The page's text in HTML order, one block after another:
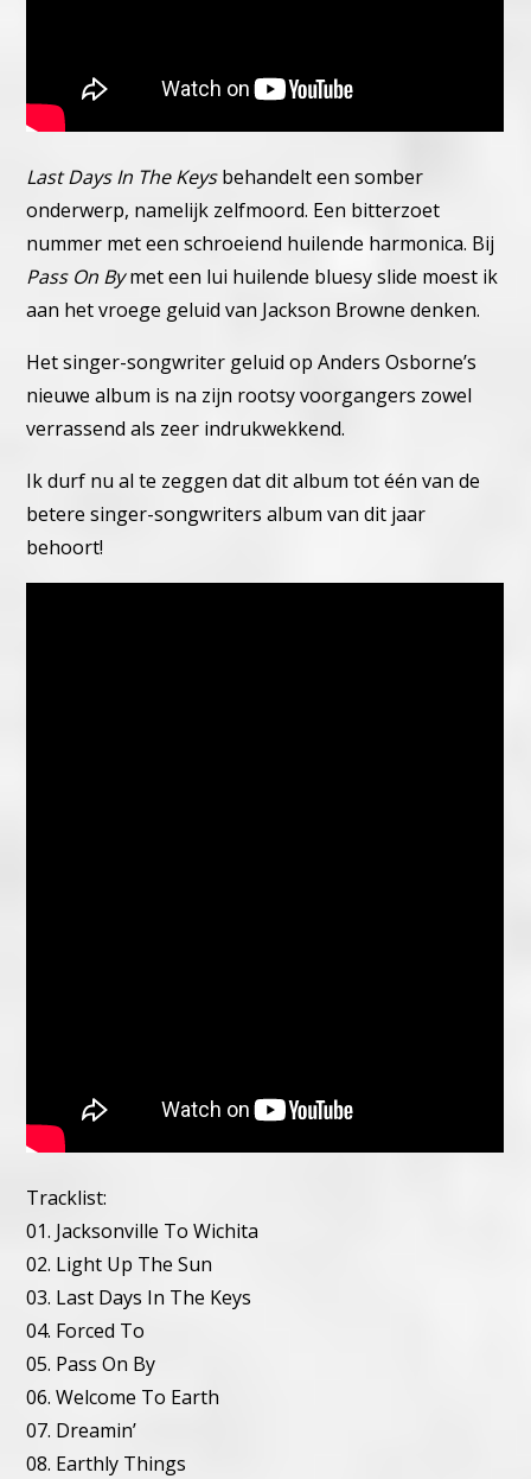
Last Days In The Keysbehandelt een somber
onderwerp, namelijk zelfmoord. Een bitterzoet
nummer met een schroeiend huilende harmonica. Bij
Pass On Bymet een lui huilende bluesy slide moest ik
aan het vroege geluid van Jackson Browne denken.
Het singer-songwriter geluid op Anders Osborne’s
nieuwe album is na zijn rootsy voorgangers zowel
verrassend als zeer indrukwekkend.
Ik durf nu al te zeggen dat dit album tot één van de
betere singer-songwriters album van dit jaar
behoort!
Tracklist:
01. Jacksonville To Wichita
02. Light Up The Sun
03. Last Days In The Keys
04. Forced To
05. Pass On By
06. Welcome To Earth
07. Dreamin’
08. Earthly Things